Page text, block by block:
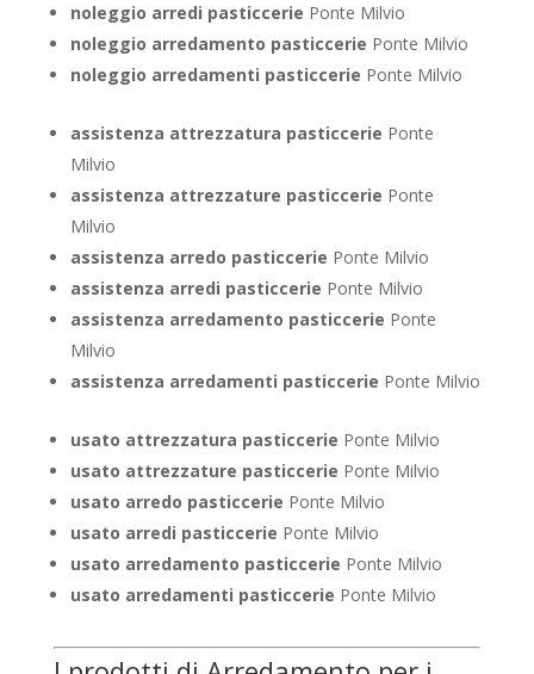
noleggio arredi pasticcerie Ponte Milvio
noleggio arredamento pasticcerie Ponte Milvio
noleggio arredamenti pasticcerie Ponte Milvio
assistenza attrezzatura pasticcerie Ponte
Milvio
assistenza attrezzature pasticcerie Ponte
Milvio
assistenza arredo pasticcerie Ponte Milvio
assistenza arredi pasticcerie Ponte Milvio
assistenza arredamento pasticcerie Ponte
Milvio
assistenza arredamenti pasticcerie Ponte Milvio
usato attrezzatura pasticcerie Ponte Milvio
usato attrezzature pasticcerie Ponte Milvio
usato arredo pasticcerie Ponte Milvio
usato arredi pasticcerie Ponte Milvio
usato arredamento pasticcerie Ponte Milvio
usato arredamenti pasticcerie Ponte Milvio